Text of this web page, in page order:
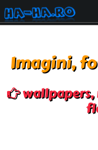
Imagini,
wallpapers,